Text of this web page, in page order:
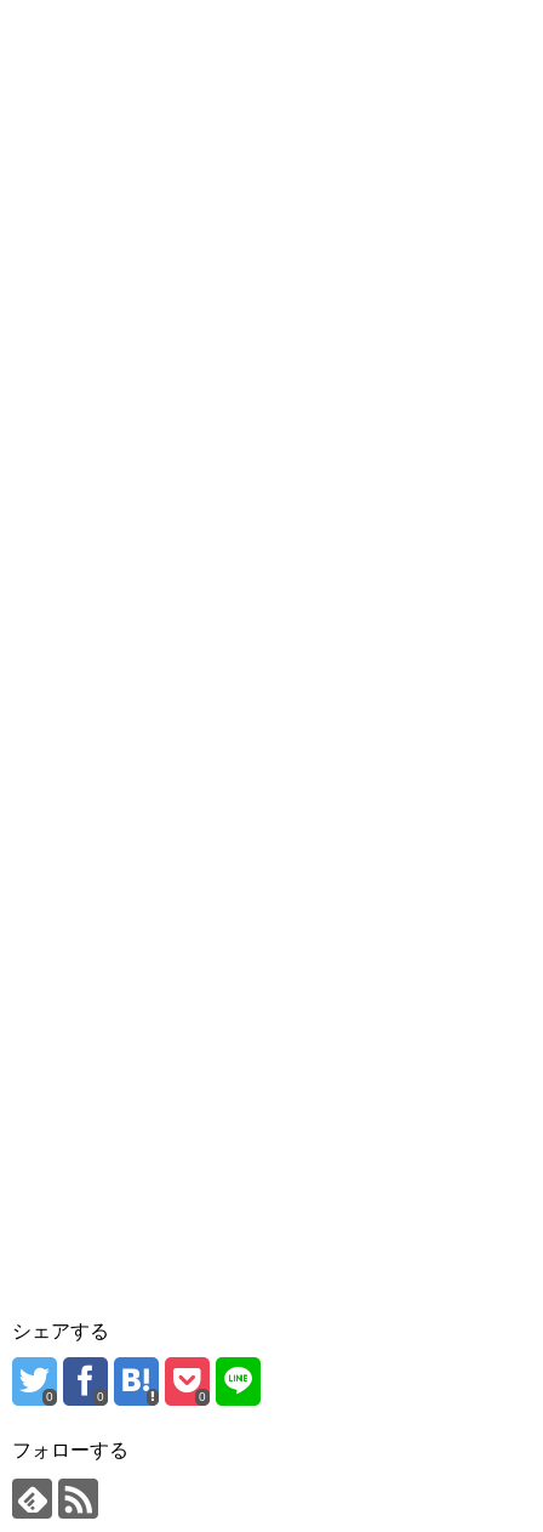
シェアする
0 0 0
フォローする